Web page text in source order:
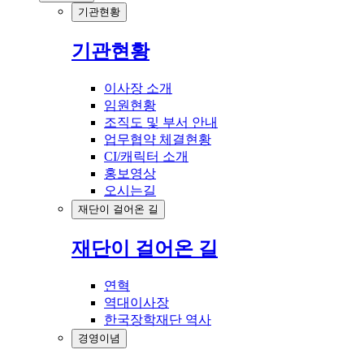
기관현황
기관현황
이사장 소개
임원현황
조직도 및 부서 안내
업무협약 체결현황
CI/캐릭터 소개
홍보영상
오시는길
재단이 걸어온 길
재단이 걸어온 길
연혁
역대이사장
한국장학재단 역사
경영이념